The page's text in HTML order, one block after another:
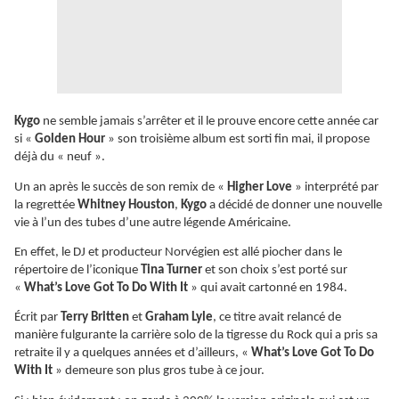
Kygo ne semble jamais s’arrêter et il le prouve encore cette année car
si « Golden Hour » son troisième album est sorti fin mai, il propose
déjà du « neuf ».
Un an après le succès de son remix de « Higher Love » interprété par
la regrettée Whitney Houston, Kygo a décidé de donner une nouvelle
vie à l’un des tubes d’une autre légende Américaine.
En effet, le DJ et producteur Norvégien est allé piocher dans le
répertoire de l’iconique
Tina Turner et son choix s’est porté sur
« What’s Love Got To Do With It » qui avait cartonné en 1984.
Écrit par Terry Britten et Graham Lyle, ce titre avait relancé de
manière fulgurante la carrière solo de la tigresse du Rock qui a pris sa
retraite il y a quelques années et d’ailleurs, « What’s Love Got To Do
With It » demeure son plus gros tube à ce jour.